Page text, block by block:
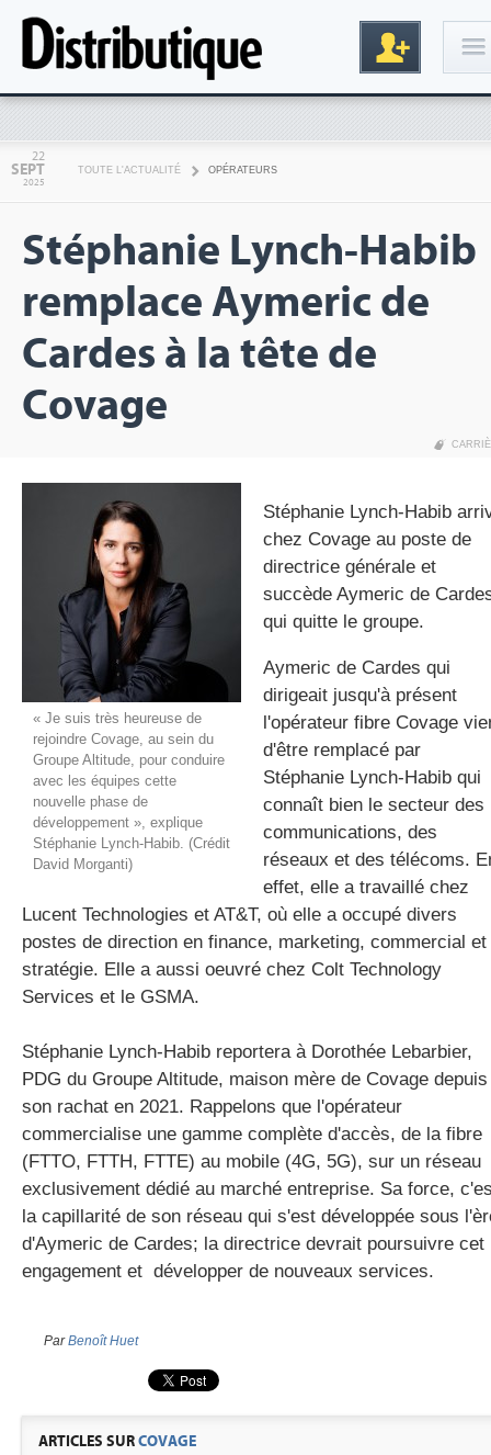
Inscription
gratuite
22
SEPT
2025
TOUTE L'ACTUALITÉ OPÉRATEURS
Stéphanie Lynch-Habib
remplace Aymeric de
Cardes à la tête de
Covage
« Je suis très heureuse de
rejoindre Covage, au sein du
Groupe Altitude, pour conduire
avec les équipes cette
nouvelle phase de
développement », explique
Stéphanie Lynch-Habib. (Crédit
David Morganti)
Stéphanie Lynch-Habib
chez Covage au poste de
directrice générale et
succède Aymeric de
qui quitte le groupe.
Aymeric de Cardes qui
dirigeait jusqu'à présent
l'opérateur fibre Covage
d'être remplacé par
Stéphanie Lynch-Habib qui
connaît bien le secteur des
communications, des
réseaux et des télécoms.
effet, elle a travaillé chez
Lucent Technologies et AT&T, où elle a occupé divers
postes de direction en finance, marketing, commercial et
stratégie. Elle a aussi oeuvré chez Colt Technology
Services et le GSMA.
Stéphanie Lynch-Habib reportera à Dorothée Lebarbier,
PDG du Groupe Altitude, maison mère de Covage depuis
son rachat en 2021. Rappelons que l'opérateur
commercialise une gamme complète d'accès, de la fibre
(FTTO, FTTH, FTTE) au mobile (4G, 5G), sur un réseau
exclusivement dédié au marché entreprise. Sa force,
la capillarité de son réseau qui s'est développée sous
d'Aymeric de Cardes; la directrice devrait poursuivre cet
engagement et développer de nouveaux services.
ParBenoît Huet
ARTICLES SURCOVAGE